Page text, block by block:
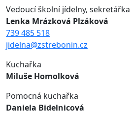
Vedoucí školní jídelny, sekretářka
Lenka Mrázková Plzáková
739 485 518
jidelna@zstrebonin.cz
Kuchařka
Miluše Homolková
Pomocná kuchařka
Daniela Bidelnicová